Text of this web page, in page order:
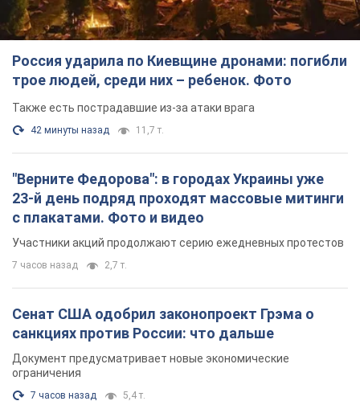
Россия ударила по Киевщине дронами: погибли
трое людей, среди них – ребенок. Фото
Также есть пострадавшие из-за атаки врага
42 минуты назад 11,7 т.
"Верните Федорова": в городах Украины уже
23-й день подряд проходят массовые митинги
с плакатами. Фото и видео
Участники акций продолжают серию ежедневных протестов
7 часов назад 2,7 т.
Сенат США одобрил законопроект Грэма о
санкциях против России: что дальше
Документ предусматривает новые экономические
ограничения
7 часов назад 5,4 т.